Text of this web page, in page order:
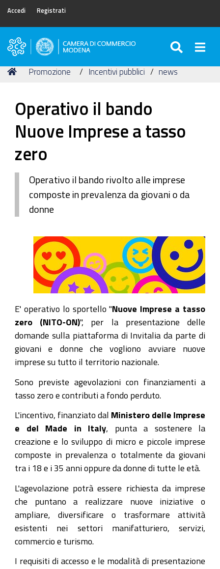
Accedi Registrati
Camera
Commercio
Tu
Home
Promozione Incentivi pubblici news
Operativo il bando
Nuove Imprese a tasso
zero
Operativo il bando rivolto alle imprese
composte in prevalenza da giovani o da
donne
E' operativo lo sportello "Nuove Imprese a tasso
zero (NITO-ON)", per la presentazione delle
domande sulla piattaforma di Invitalia da parte di
giovani e donne che vogliono avviare nuove
imprese su tutto il territorio nazionale.
Sono previste agevolazioni con finanziamenti a
tasso zero e contributi a fondo perduto.
L'incentivo, finanziato dal Ministero delle Imprese
e del Made in Italy , punta a sostenere la
creazione e lo sviluppo di micro e piccole imprese
composte in prevalenza o totalmente da giovani
tra i 18 e i 35 anni oppure da donne di tutte le età.
L'agevolazione potrà essere richiesta da imprese
che puntano a realizzare nuove iniziative o
ampliare, diversificare o trasformare attività
esistenti nei settori manifatturiero, servizi,
commercio e turismo.
I requisiti di accesso e le modalità di presentazione